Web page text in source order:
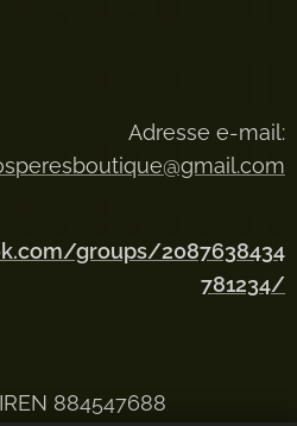
Adresse e-mail:
groups/2087638434
781234/
884547688